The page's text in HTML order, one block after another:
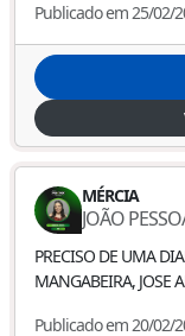
Publicado em 25/02/
MÉRCIA
JOÃO
PRECISO DE UMA
MANGABEIRA, JOSE
Publicado em 20/02/